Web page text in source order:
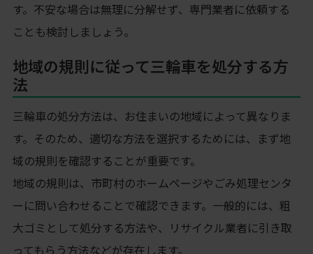
す。不安な場合は無理に分解せず、専門業者に依頼する
ことも検討しましょう。
地域の規則に従って三輪車を処分する方
法
三輪車の処分方法は、お住まいの地域によって異なりま
す。そのため、適切な方法を選択するためには、まず地
域の規則を確認することが重要です。
地域の規則は、市町村のホームページやごみ処理センタ
ーに問い合わせることで確認できます。一般的には、粗
大ゴミとして処分する方法や、リサイクル業者に引き取
ってもらう方法などが存在します。